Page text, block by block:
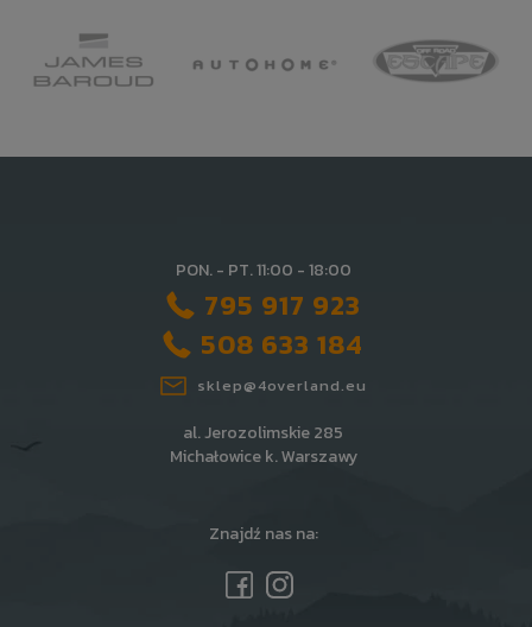
PON. - PT. 11:00 - 18:00
795 917 923
508 633 184
sklep@4overland.eu
al. Jerozolimskie 285
Michałowice k. Warszawy
Znajdź nas na: